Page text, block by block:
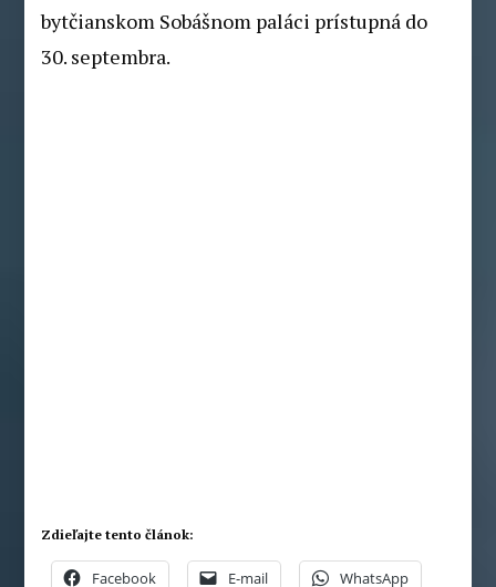
bytčianskom Sobášnom paláci prístupná do
30. septembra.
Zdieľajte tento článok:
Facebook E-mail WhatsApp